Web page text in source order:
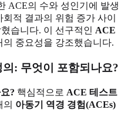
ACE의 수와 성인기에 발생
적 결과의 위험 증가 사이
습니다. 이 선구적인 ACE
중요성을 강조했습니다.
: 무엇이 포함되나요?
? 핵심적으로 ACE 테스트
아동기 역경 경험(ACEs)